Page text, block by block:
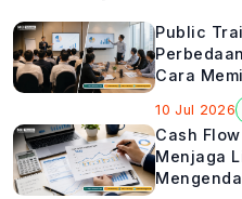
Public
Cara
10 Jul 2026
Cash
Menjaga